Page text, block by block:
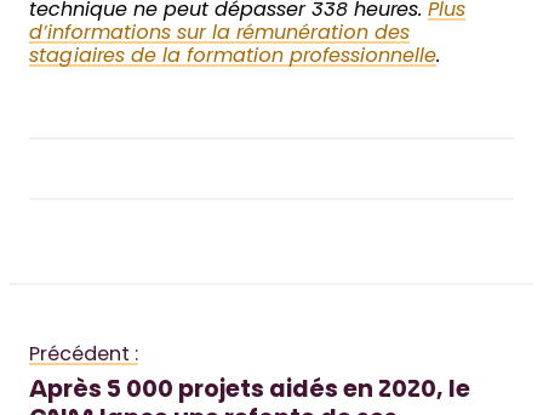
technique ne peut dépasser 338 heures. Plus
d’informations sur la rémunération des
stagiaires de la formation professionnelle.
Précédent :
Après 5 000 projets aidés en 2020, le